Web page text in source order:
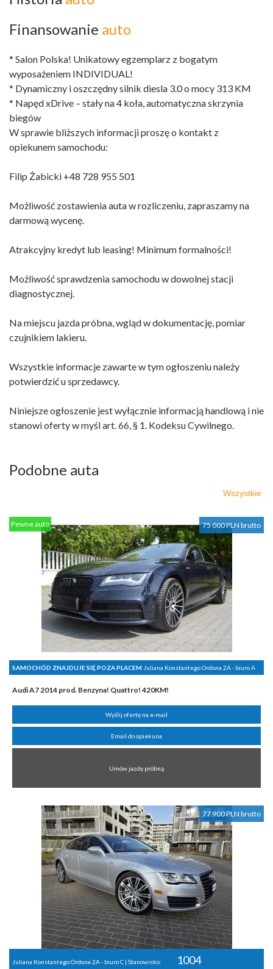
Finansowanie auto
* Salon Polska! Unikatowy egzemplarz z bogatym
wyposażeniem INDIVIDUAL!
* Dynamiczny i oszczędny silnik diesla 3.0 o mocy 313 KM
* Napęd xDrive – stały na 4 koła, automatyczna skrzynia
biegów
W sprawie bliższych informacji proszę o kontakt z
opiekunem samochodu:
Filip Żabicki +48 728 955 501
Możliwość zostawienia auta w rozliczeniu, zapraszamy na
darmową wycenę.
Atrakcyjny kredyt lub leasing! Minimum formalności!
Możliwość sprawdzenia samochodu w dowolnej stacji
diagnostycznej.
Na miejscu jazda próbna, wgląd w dokumentację, pomiar
czujnikiem lakieru.
Wszystkie informacje zawarte w tym ogłoszeniu należy
potwierdzić u sprzedawcy.
Niniejsze ogłoszenie jest wyłącznie informacją handlową i nie
stanowi oferty w myśl art. 66, § 1. Kodeksu Cywilnego.
Podobne auta
Wszystkie
75 000 PLN brutto
Pewne auto
SAMOCHÓD ZNAJDUJE SIĘ POZA PLACEM Juliana Konstantego Ordona 2A - biuro A
Audi A7 2014 prod. Benzyna! Quattro! 420KM!
Wyślij ofertę na e-mail
Email do opiekuna
Umów jazdę próbną
77 900 PLN brutto
Juliana Konstantego Ordona 2A - biuro C | Stanowisko: 1004